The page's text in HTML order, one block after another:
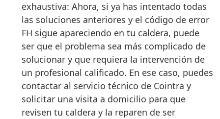
exhaustiva: Ahora, si ya has intentado todas
las soluciones anteriores y el código de error
FH sigue apareciendo en tu caldera, puede
ser que el problema sea más complicado de
solucionar y que requiera la intervención de
un profesional calificado. En ese caso, puedes
contactar al servicio técnico de Cointra y
solicitar una visita a domicilio para que
revisen tu caldera y la reparen de ser